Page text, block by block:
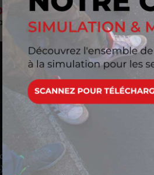
Pompier Center
(04)